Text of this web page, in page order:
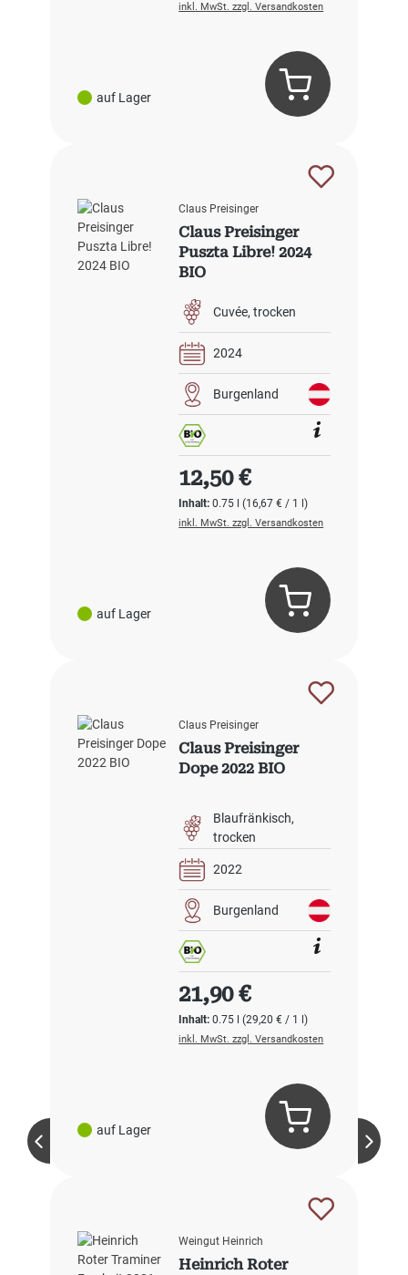
auf Lager
inkl. MwSt. zzgl. Versandkosten
auf Lager
Claus Preisinger
Claus Preisinger
Puszta Libre! 2024
BIO
Cuvée trocken
2024
Burgenland
Inhalt:0.75 l(16,67 € / 1 l)
Regulärer Preis:
12,50 €
inkl. MwSt. zzgl. Versandkosten
auf Lager
Claus Preisinger
Claus Preisinger
Dope 2022 BIO
Blaufränkisch
trocken
2022
Burgenland
Inhalt:0.75 l(29,20 € / 1 l)
Regulärer Preis:
21,90 €
inkl. MwSt. zzgl. Versandkosten
Weingut Heinrich
Heinrich Roter